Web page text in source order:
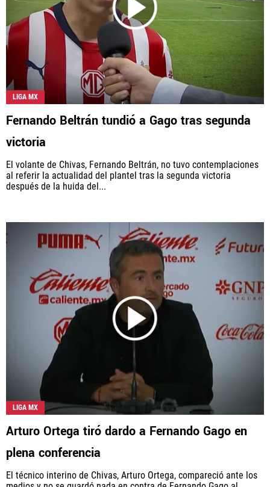
LIGA MX
Fernando Beltrán tundió a Gago tras segunda
victoria
El volante de Chivas, Fernando Beltrán, no tuvo contemplaciones
al referir la actualidad del plantel tras la segunda victoria
después de la huida del...
LIGA MX
Arturo Ortega tiró dardo a Fernando Gago en
plena conferencia
El técnico interino de Chivas, Arturo Ortega, compareció ante los